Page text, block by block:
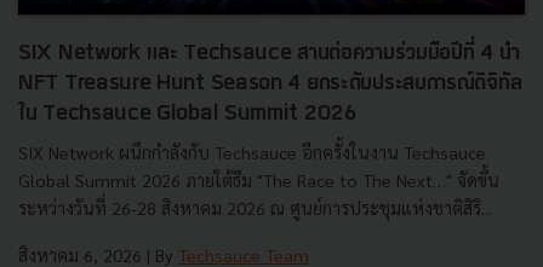
SIX Network และ Techsauce สานต่อความร่วมมือปีที่ 4 นำ
NFT Treasure Hunt Season 4 ยกระดับประสบการณ์ดิจิทัล
ใน Techsauce Global Summit 2026
SIX Network ผนึกกำลังกับ Techsauce อีกครั้งในงาน Techsauce
Global Summit 2026 ภายใต้ธีม "The Race to The Next…" จัดขึ้น
ระหว่างวันที่ 26-28 สิงหาคม 2026 ณ ศูนย์การประชุมแห่งชาติสิริ...
สิงหาคม 6, 2026 | By Techsauce Team